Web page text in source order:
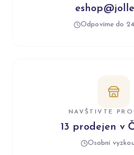
Odpovíme do
NAVŠTIVTE
13 prodejen v
Osobní